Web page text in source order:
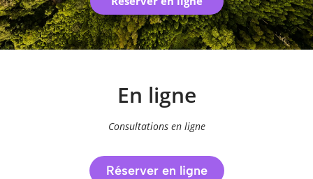
En ligne
Consultations en ligne
Réserver en ligne